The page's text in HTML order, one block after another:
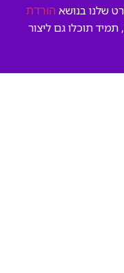
שלנו בנושא הורדת
תמיד תוכלו גם ליצור